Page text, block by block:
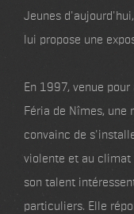
Jeunes
lui propose une
En 1997, venue
Féria de Nîmes, une
convainc de
violente et au climat
son talent
particuliers. Elle